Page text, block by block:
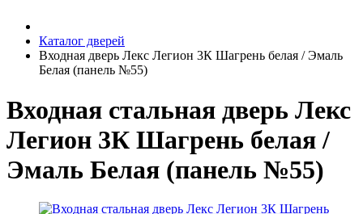
Каталог дверей
Входная дверь Лекс Легион 3К Шагрень белая / Эмаль
Белая (панель №55)
Входная стальная дверь Лекс
Легион 3К Шагрень белая /
Эмаль Белая (панель №55)